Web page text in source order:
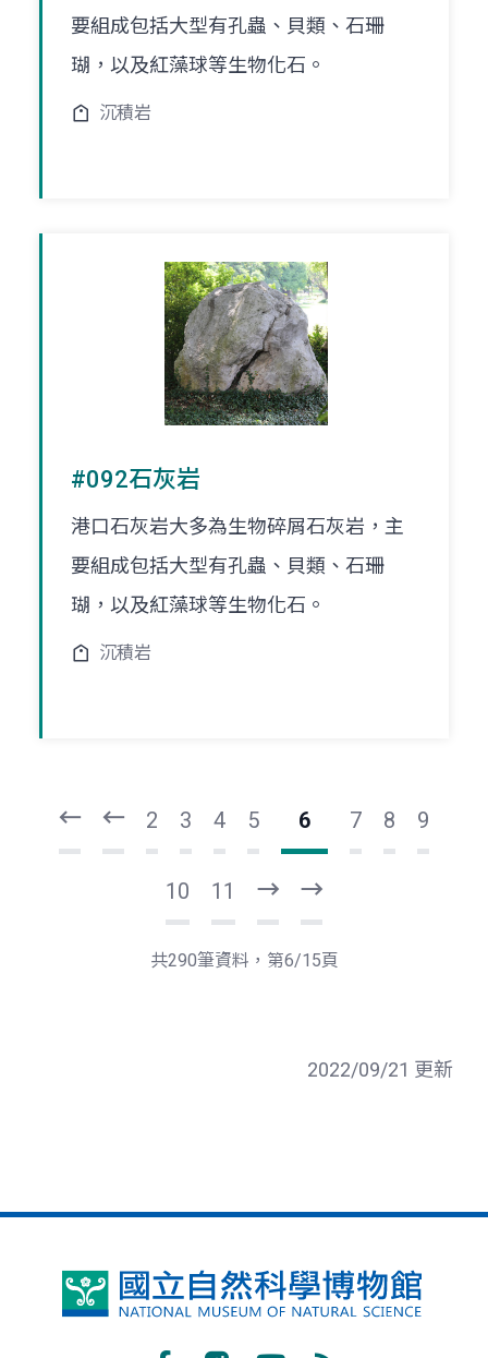
要組成包括大型有孔蟲、貝類、石珊
瑚，以及紅藻球等生物化石。
沉積岩
#092石灰岩
港口石灰岩大多為生物碎屑石灰岩，主
要組成包括大型有孔蟲、貝類、石珊
瑚，以及紅藻球等生物化石。
沉積岩
2 3 4 5 6 7 8 9
10 11
一
頁
後
一
共290筆資料，第6/15頁
2022/09/21 更新
國